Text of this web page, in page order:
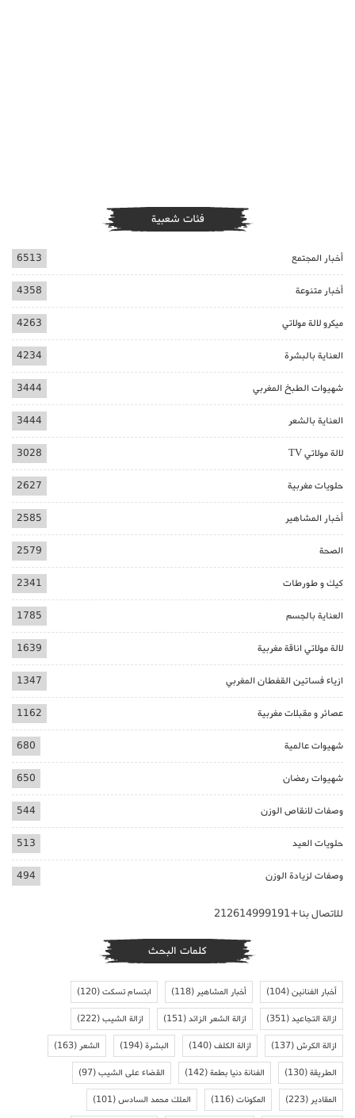
فئات شعبية
أخبار المجتمع 6513
أخبار متنوعة 4358
ميكرو لالة مولاتي 4263
العناية بالبشرة 4234
شهيوات الطبخ المغربي 3444
العناية بالشعر 3444
لالة مولاتي TV 3028
حلويات مغربية 2627
أخبار المشاهير 2585
الصحة 2579
كيك و طورطات 2341
العناية بالجسم 1785
لالة مولاتي اناقة مغربية 1639
ازياء فساتين القفطان المغربي 1347
عصائر و مقبلات مغربية 1162
شهيوات عالمية 680
شهيوات رمضان 650
وصفات لانقاص الوزن 544
حلويات العيد 513
وصفات لزيادة الوزن 494
للاتصال بنا+212614999191
كلمات البحث
أخبار الفنانين(104) أخبار المشاهير(118) ابتسام تسكت(120)
ازالة التجاعيد(351) ازالة الشعر الزائد(151) ازالة الشيب(222)
ازالة الكرش(137) ازالة الكلف(140) البشرة(194) الشعر(163)
الطريقة(130) الفنانة دنيا بطمة(142) القضاء على الشيب(97)
المقادير(223) المكونات(116) الملك محمد السادس(101)